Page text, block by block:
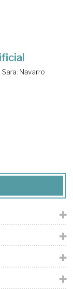
; Navarro